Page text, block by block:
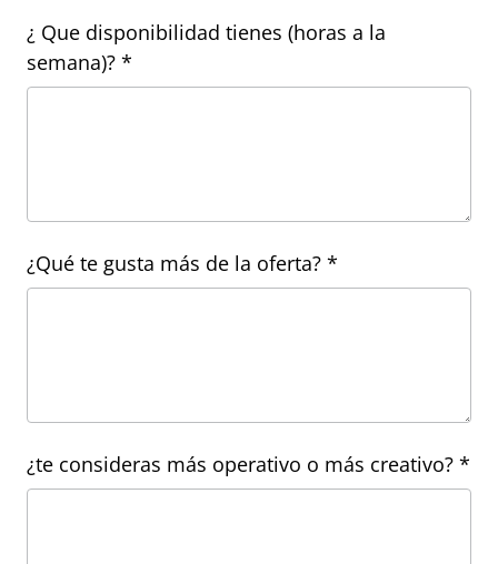
¿ Que disponibilidad tienes (horas a la
semana)? *
¿Qué te gusta más de la oferta? *
¿te consideras más operativo o más creativo? *